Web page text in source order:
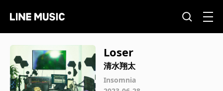
Loser
清水翔太
Insomnia